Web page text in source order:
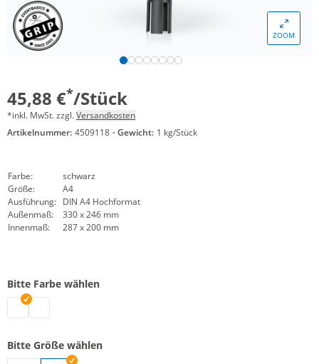
ZOOM
45,88 €*/Stück
*inkl. MwSt. zzgl.Versandkosten
Artikelnummer: 4509118 · Gewicht: 1 kg/Stück
Farbe:
schwarz
Größe:
A4
Ausführung: DIN A4 Hochformat
Außenmaß:
330 x 246 mm
Innenmaß:
287 x 200 mm
Bitte Farbe wählen
Schildtafel | schwarz
Schildtafel | silber
Bitte Größe wählen